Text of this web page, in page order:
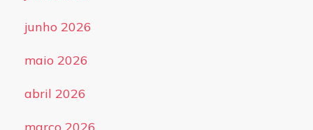
junho 2026
maio 2026
abril 2026